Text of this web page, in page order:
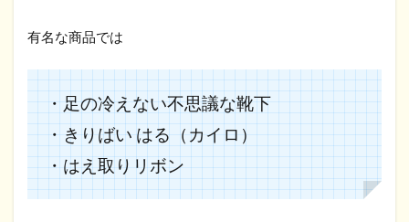
有名な商品では
・足の冷えない不思議な靴下
・きりばい はる（カイロ）
・はえ取りリボン